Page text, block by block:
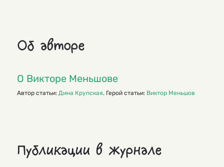
Об авторе
О Викторе Меньшове
Автор статьи: Дина Крупская. Герой статьи: Виктор Меньшов
Публикации в журнале